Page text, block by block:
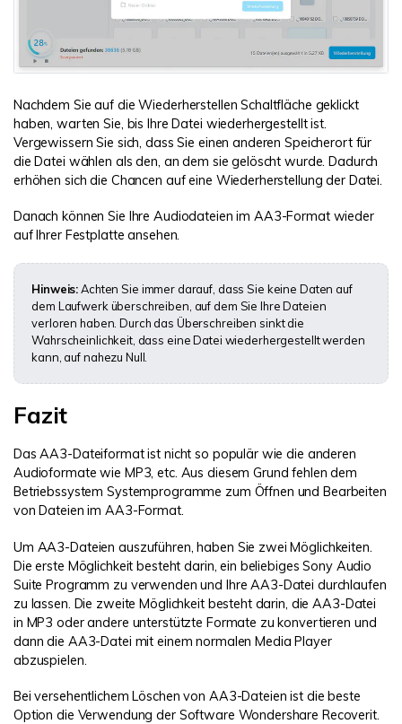
Nachdem Sie auf die Wiederherstellen Schaltfläche geklickt
haben, warten Sie, bis Ihre Datei wiederhergestellt ist.
Vergewissern Sie sich, dass Sie einen anderen Speicherort für
die Datei wählen als den, an dem sie gelöscht wurde. Dadurch
erhöhen sich die Chancen auf eine Wiederherstellung der Datei.
Danach können Sie Ihre Audiodateien im AA3-Format wieder
auf Ihrer Festplatte ansehen.
Hinweis:Achten Sie immer darauf, dass Sie keine Daten auf
dem Laufwerk überschreiben, auf dem Sie Ihre Dateien
verloren haben. Durch das Überschreiben sinkt die
Wahrscheinlichkeit, dass eine Datei wiederhergestellt werden
kann, auf nahezu Null.
Fazit
Das AA3-Dateiformat ist nicht so populär wie die anderen
Audioformate wie MP3, etc. Aus diesem Grund fehlen dem
Betriebssystem Systemprogramme zum Öffnen und Bearbeiten
von Dateien im AA3-Format.
Um AA3-Dateien auszuführen, haben Sie zwei Möglichkeiten.
Die erste Möglichkeit besteht darin, ein beliebiges Sony Audio
Suite Programm zu verwenden und Ihre AA3-Datei durchlaufen
zu lassen. Die zweite Möglichkeit besteht darin, die AA3-Datei
in MP3 oder andere unterstützte Formate zu konvertieren und
dann die AA3-Datei mit einem normalen Media Player
abzuspielen.
Bei versehentlichem Löschen von AA3-Dateien ist die beste
Option die Verwendung der Software Wondershare Recoverit.